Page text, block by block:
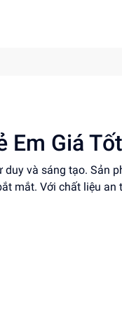
Em Giá Tốt
duy và sáng tạo. Sản
mắt. Với chất liệu an